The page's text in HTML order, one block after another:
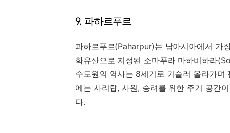
9. 파하르푸르
파하르푸르(Paharpur)는 남아시아에서 가
화유산으로 지정된 소마푸라 마하비하라
수도원의 역사는 8세기로 거슬러 올라가며
에는 사리탑, 사원, 승려를 위한 주거 공간
다.